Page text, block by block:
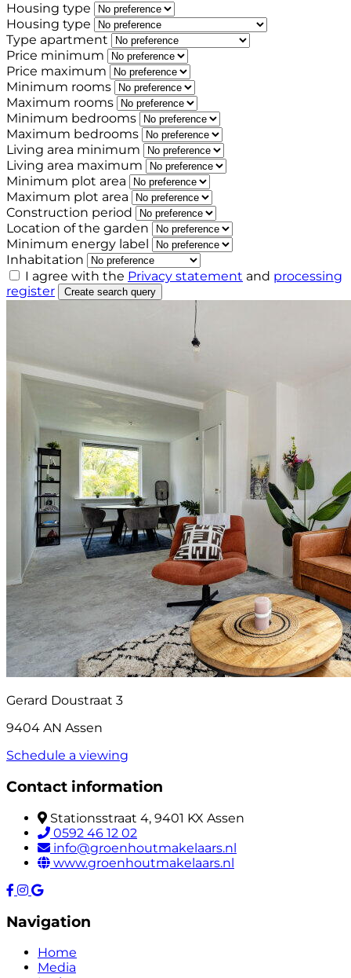
Housing type
Housing type
Type apartment
Price minimum
Price maximum
Minimum rooms
Maximum rooms
Minimum bedrooms
Maximum bedrooms
Living area minimum
Living area maximum
Minimum plot area
Maximum plot area
Construction period
Location of the garden
Minimum energy label
Inhabitation
I agree with the Privacy statement and processing
register
Create search query
Gerard Doustraat 3
9404 AN Assen
Schedule a viewing
Contact information
Stationsstraat 4, 9401 KX Assen
0592 46 12 02
info@groenhoutmakelaars.nl
www.groenhoutmakelaars.nl
Navigation
Home
Media